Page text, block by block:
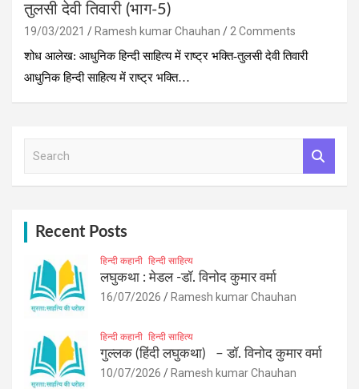
तुलसी देवी तिवारी (भाग-5)
19/03/2021 Ramesh kumar Chauhan
2 Comments
शोध आलेख: आधुनिक हिन्दी साहित्य में राष्ट्र भक्ति-तुलसी देवी तिवारी
आधुनिक हिन्दी साहित्य में राष्ट्र भक्ति…
Recent Posts
हिन्दी कहानी हिन्दी साहित्य
लघुकथा : मेडल -डॉ. विनोद कुमार वर्मा
16/07/2026 Ramesh kumar Chauhan
हिन्दी कहानी हिन्दी साहित्य
गुल्लक (हिंदी लघुकथा) – डॉ. विनोद कुमार वर्मा
10/07/2026 Ramesh kumar Chauhan